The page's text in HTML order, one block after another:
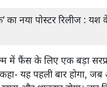
का नया पोस्टर रिलीज :
में फैंस के लिए एक बड़ा
यह पहली बार होगा,